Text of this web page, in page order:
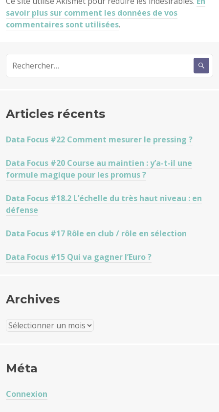
savoir plus sur comment les données de vos
commentaires sont utilisées.
Articles récents
Data Focus #22 Comment mesurer le pressing ?
Data Focus #20 Course au maintien : y’a-t-il une
formule magique pour les promus ?
Data Focus #18.2 L’échelle du très haut niveau : en
défense
Data Focus #17 Rôle en club / rôle en sélection
Data Focus #15 Qui va gagner l’Euro ?
Archives
Archives
Méta
Connexion